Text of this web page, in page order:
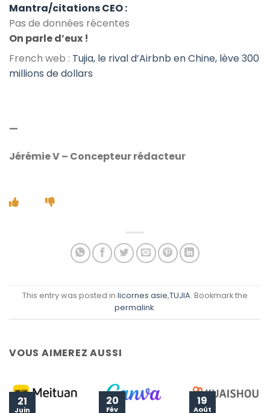
Mantra/citations CEO :
Pas de données récentes
On parle d’eux !
French web : Tujia, le rival d’Airbnb en Chine, lève 300
millions de dollars
—
Jérémie V – Concepteur rédacteur
This entry was posted in licornes asie,TUJIA. Bookmark the
permalink.
VOUS AIMEREZ AUSSI
21
Juin
20
Fév
19
Août